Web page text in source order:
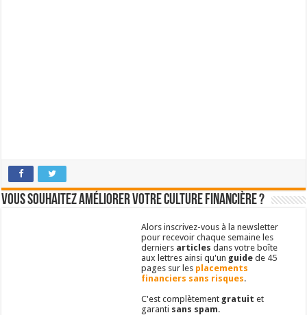
Vous souhaitez améliorer votre culture financière ?
Alors inscrivez-vous à la newsletter
pour recevoir chaque semaine les
derniers articles dans votre boîte
aux lettres ainsi qu'un guide de 45
pages sur les placements
financiers sans risques.
C'est complètement gratuit et
garanti sans spam.